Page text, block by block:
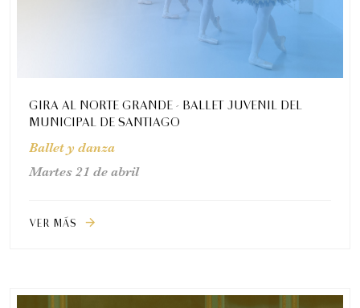
GIRA AL NORTE GRANDE - BALLET JUVENIL DEL
MUNICIPAL DE SANTIAGO
Ballet y danza
Martes 21 de abril
VER MÁS arrow_forward